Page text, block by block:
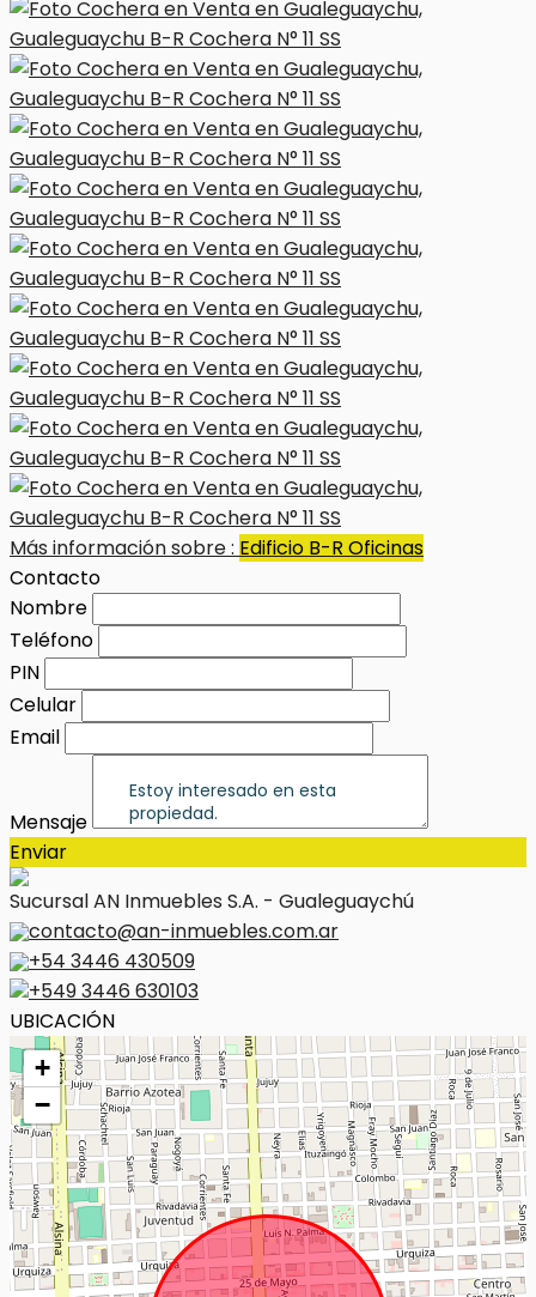
Más información sobre : Edificio B-R Oficinas
Contacto
Nombre
Teléfono
PIN
Celular
Email
Mensaje
Enviar
Sucursal AN Inmuebles S.A. - Gualeguaychú
contacto@an-inmuebles.com.ar
+54 3446 430509
+549 3446 630103
UBICACIÓN
+
−